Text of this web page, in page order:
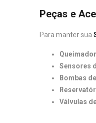
Peças e
Para manter sua
Sensores
Bombas
Válvulas